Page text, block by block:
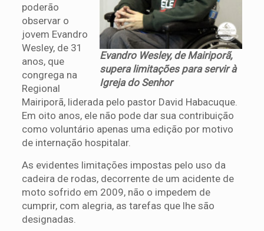
Evandro Wesley, de Mairiporã,
supera limitações para servir à
Igreja do Senhor
poderão
observar o
jovem Evandro
Wesley, de 31
anos, que
congrega na
Regional
Mairiporã, liderada pelo pastor David Habacuque.
Em oito anos, ele não pode dar sua contribuição
como voluntário apenas uma edição por motivo
de internação hospitalar.
As evidentes limitações impostas pelo uso da
cadeira de rodas, decorrente de um acidente de
moto sofrido em 2009, não o impedem de
cumprir, com alegria, as tarefas que lhe são
designadas.